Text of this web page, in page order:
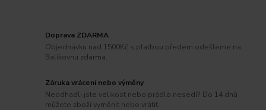
Doprava ZDARMA
Objednávku nad 1500Kč s platbou předem odešleme na
Balíkovnu zdarma.
Záruka vrácení nebo výměny
Neodhadli jste velikost nebo prádlo nesedí? Do 14 dnů
můžete zboží vyměnit nebo vrátit.